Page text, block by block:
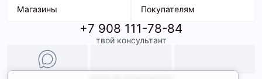
Магазины
ТК Терминал
ТРК Континент
Покупателям
Доставка
Условия оплаты
Образы
+7 908 111-78-84
твой консультант